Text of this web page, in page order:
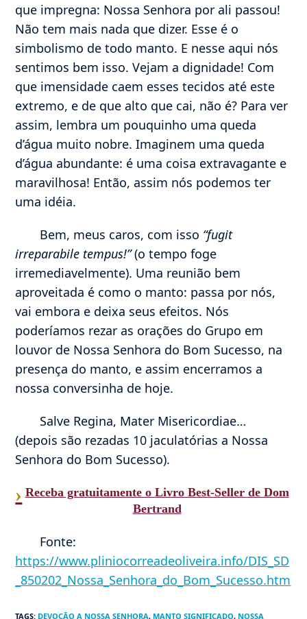
que impregna: Nossa Senhora por ali passou!
Não tem mais nada que dizer. Esse é o
simbolismo de todo manto. E nesse aqui nós
sentimos bem isso. Vejam a dignidade! Com
que imensidade caem esses tecidos até este
extremo, e de que alto que cai, não é? Para ver
assim, lembra um pouquinho uma queda
d’água muito nobre. Imaginem uma queda
d’água abundante: é uma coisa extravagante e
maravilhosa! Então, assim nós podemos ter
uma idéia.
Bem, meus caros, com isso “fugit
irreparabile tempus!”(o tempo foge
irremediavelmente). Uma reunião bem
aproveitada é como o manto: passa por nós,
vai embora e deixa seus efeitos. Nós
poderíamos rezar as orações do Grupo em
louvor de Nossa Senhora do Bom Sucesso, na
presença do manto, e assim encerramos a
nossa conversinha de hoje.
Salve Regina, Mater Misericordiae…
(depois são rezadas 10 jaculatórias a Nossa
Senhora do Bom Sucesso).
› Receba gratuitamente o Livro Best-Seller de Dom
Bertrand
Fonte:
https://www.pliniocorreadeoliveira.info/DIS_SD
_850202_Nossa_Senhora_do_Bom_Sucesso.htm
TAGS: DEVOÇÃO A NOSSA SENHORA, MANTO SIGNIFICADO, NOSSA